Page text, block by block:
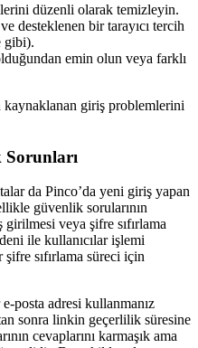
düzenli olarak temizleyin.
desteklenen bir tarayıcı tercih
gibi).
emin olun veya farklı
kaynaklanan giriş problemlerini
Sorunları
da Pinco’da yeni giriş yapan
güvenlik sorularının
girilmesi veya şifre sıfırlama
ile kullanıcılar işlemi
sıfırlama süreci için
posta adresi kullanmanız
sonra linkin geçerlilik süresine
cevaplarını karmaşık ama